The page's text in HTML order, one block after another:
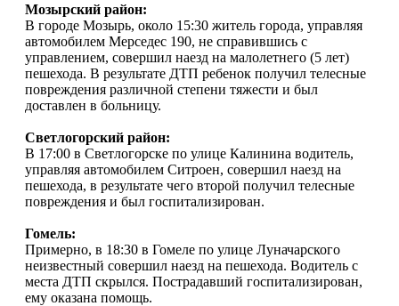
Мозырский район:
В городе Мозырь, около 15:30 житель города, управляя
автомобилем Мерседес 190, не справившись с
управлением, совершил наезд на малолетнего (5 лет)
пешехода. В результате ДТП ребенок получил телесные
повреждения различной степени тяжести и был
доставлен в больницу.
Светлогорский район:
В 17:00 в Светлогорске по улице Калинина водитель,
управляя автомобилем Ситроен, совершил наезд на
пешехода, в результате чего второй получил телесные
повреждения и был госпитализирован.
Гомель:
Примерно, в 18:30 в Гомеле по улице Луначарского
неизвестный совершил наезд на пешехода. Водитель с
места ДТП скрылся. Пострадавший госпитализирован,
ему оказана помощь.